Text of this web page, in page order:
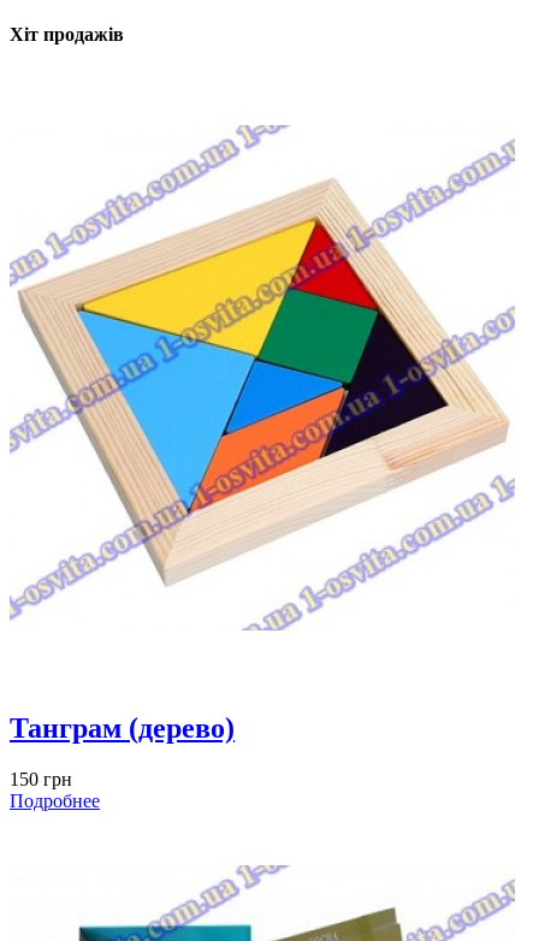
Хіт продажів
Танграм (дерево)
150 грн
Подробнее